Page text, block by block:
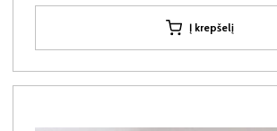
Į krepšelį